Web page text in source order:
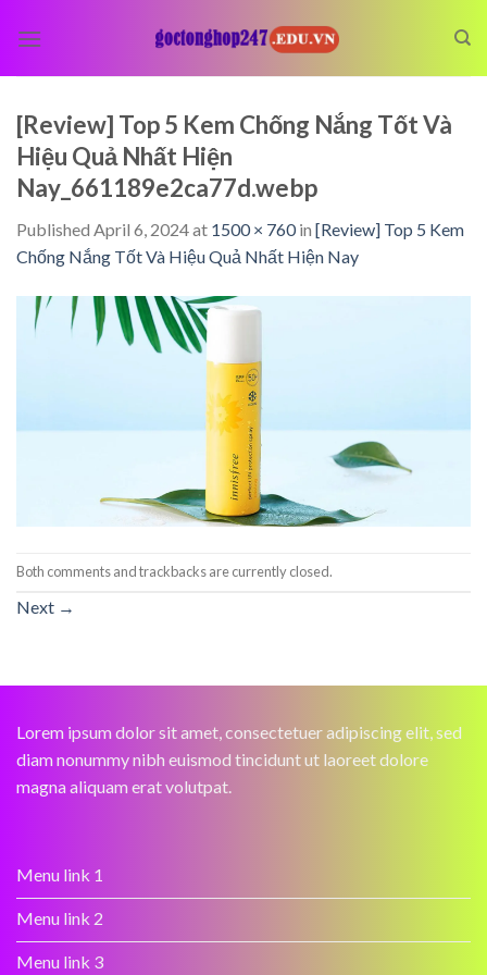
[Review] Top 5 Kem Chống Nắng Tốt Và
Hiệu Quả Nhất Hiện
Nay_661189e2ca77d.webp
Published April 6, 2024at 1500 × 760in [Review] Top 5 Kem
Chống Nắng Tốt Và Hiệu Quả Nhất Hiện Nay
Both comments and trackbacks are currently closed.
Next →
Lorem ipsum dolor sit amet, consectetuer adipiscing elit, sed
diam nonummy nibh euismod tincidunt ut laoreet dolore
magna aliquam erat volutpat.
Menu link 1
Menu link 2
Menu link 3